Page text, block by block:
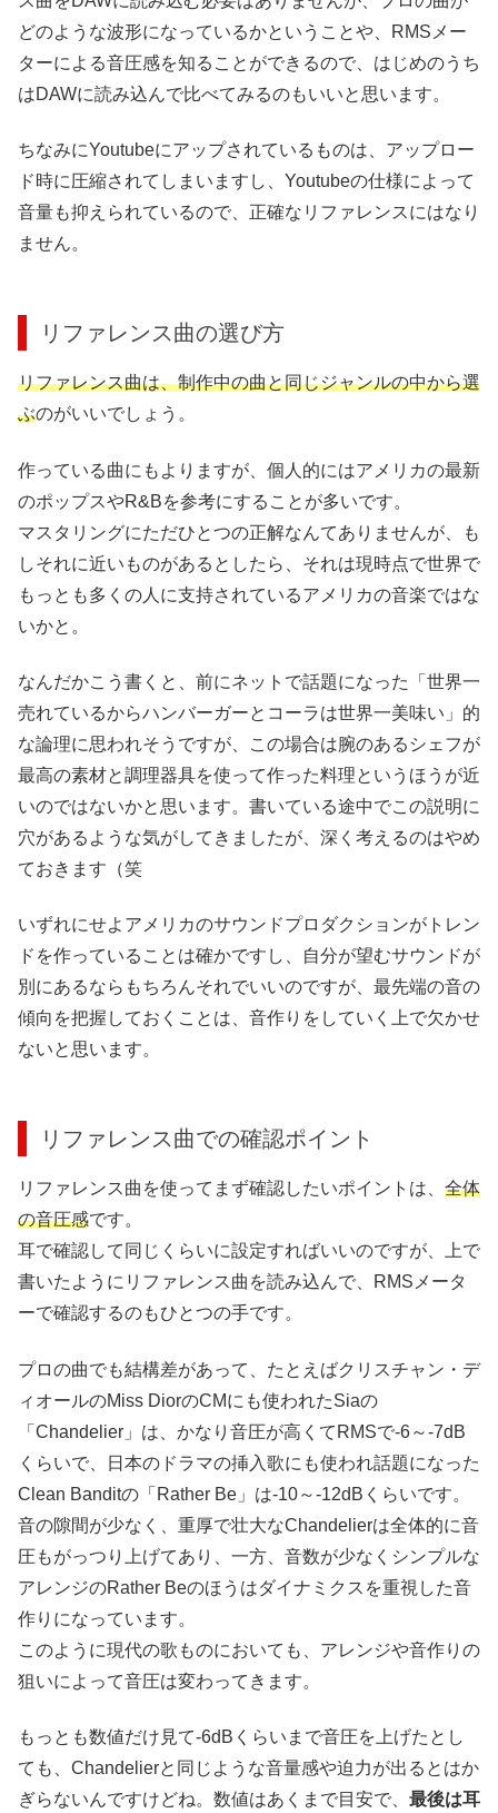
どのような波形になっているかということや、RMSメー
ターによる音圧感を知ることができるので、はじめのうち
はDAWに読み込んで比べてみるのもいいと思います。
ちなみにYoutubeにアップされているものは、アップロー
ド時に圧縮されてしまいますし、Youtubeの仕様によって
音量も抑えられているので、正確なリファレンスにはなり
ません。
リファレンス曲の選び方
リファレンス曲は、制作中の曲と同じジャンルの中から選
ぶのがいいでしょう。
作っている曲にもよりますが、個人的にはアメリカの最新
のポップスやR&Bを参考にすることが多いです。
マスタリングにただひとつの正解なんてありませんが、も
しそれに近いものがあるとしたら、それは現時点で世界で
もっとも多くの人に支持されているアメリカの音楽ではな
いかと。
なんだかこう書くと、前にネットで話題になった「世界一
売れているからハンバーガーとコーラは世界一美味い」的
な論理に思われそうですが、この場合は腕のあるシェフが
最高の素材と調理器具を使って作った料理というほうが近
いのではないかと思います。書いている途中でこの説明に
穴があるような気がしてきましたが、深く考えるのはやめ
ておきます（笑
いずれにせよアメリカのサウンドプロダクションがトレン
ドを作っていることは確かですし、自分が望むサウンドが
別にあるならもちろんそれでいいのですが、最先端の音の
傾向を把握しておくことは、音作りをしていく上で欠かせ
ないと思います。
リファレンス曲での確認ポイント
リファレンス曲を使ってまず確認したいポイントは、 全体
の音圧感です。
耳で確認して同じくらいに設定すればいいのですが、上で
書いたようにリファレンス曲を読み込んで、RMSメータ
ーで確認するのもひとつの手です。
プロの曲でも結構差があって、たとえばクリスチャン・デ
ィオールのMiss DiorのCMにも使われたSiaの
「Chandelier」は、かなり音圧が高くてRMSで-6～-7dB
くらいで、日本のドラマの挿入歌にも使われ話題になった
Clean Banditの「Rather Be」は-10～-12dBくらいです。
音の隙間が少なく、重厚で壮大なChandelierは全体的に音
圧もがっつり上げてあり、一方、音数が少なくシンプルな
アレンジのRather Beのほうはダイナミクスを重視した音
作りになっています。
このように現代の歌ものにおいても、アレンジや音作りの
狙いによって音圧は変わってきます。
もっとも数値だけ見て-6dBくらいまで音圧を上げたとし
ても、Chandelierと同じような音量感や迫力が出るとはか
ぎらないんですけどね。数値はあくまで目安で、 最後は耳